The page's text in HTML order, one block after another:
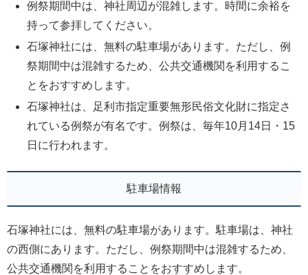
例祭期間中は、神社周辺が混雑します。時間に余裕を
持って参拝してください。
石塚神社には、無料の駐車場があります。ただし、例
祭期間中は混雑するため、公共交通機関を利用するこ
とをおすすめします。
石塚神社は、足利市指定重要無形民俗文化財に指定さ
れている例祭が有名です。例祭は、毎年10月14日・15
日に行われます。
駐車場情報
石塚神社には、無料の駐車場があります。駐車場は、神社
の西側にあります。ただし、例祭期間中は混雑するため、
公共交通機関を利用することをおすすめします。